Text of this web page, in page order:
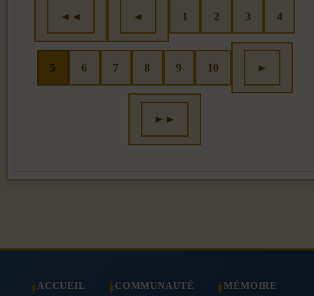
◄◄ ◄ 1 2 3 4
5 6 7 8 9 10 ►
►►
ACCUEIL COMMUNAUTÉ MÉMOIRE